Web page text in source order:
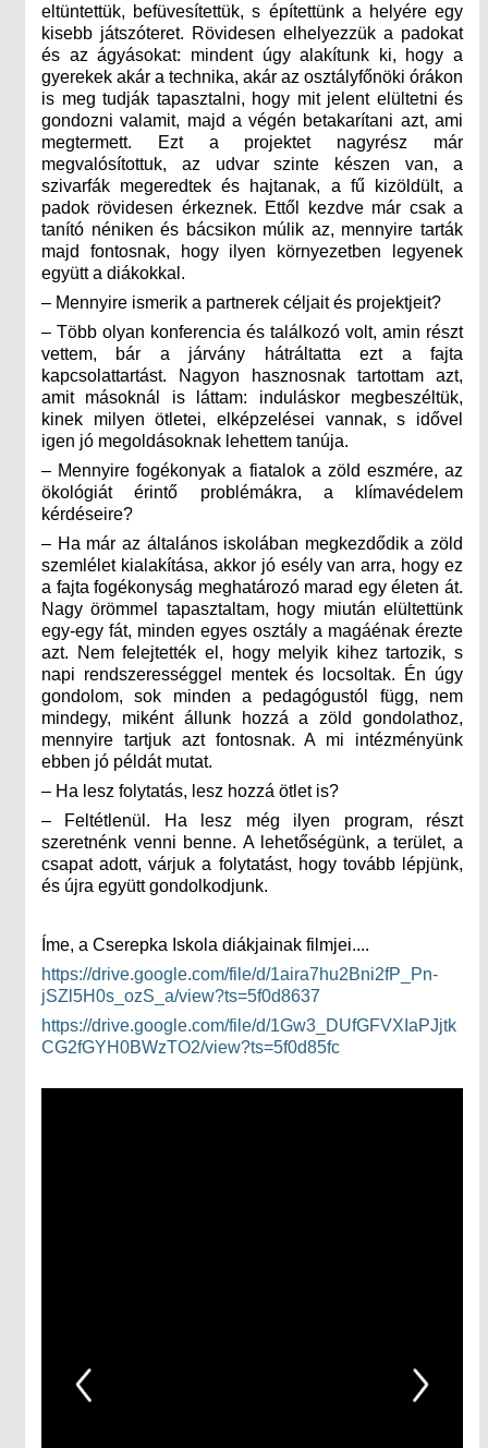
eltüntettük, befüvesítettük, s építettünk a helyére egy
kisebb játszóteret. Rövidesen elhelyezzük a padokat
és az ágyásokat: mindent úgy alakítunk ki, hogy a
gyerekek akár a technika, akár az osztályfőnöki órákon
is meg tudják tapasztalni, hogy mit jelent elültetni és
gondozni valamit, majd a végén betakarítani azt, ami
megtermett. Ezt a projektet nagyrész már
megvalósítottuk, az udvar szinte készen van, a
szivarfák megeredtek és hajtanak, a fű kizöldült, a
padok rövidesen érkeznek. Ettől kezdve már csak a
tanító néniken és bácsikon múlik az, mennyire tarták
majd fontosnak, hogy ilyen környezetben legyenek
együtt a diákokkal.
– Mennyire ismerik a partnerek céljait és projektjeit?
– Több olyan konferencia és találkozó volt, amin részt
vettem, bár a járvány hátráltatta ezt a fajta
kapcsolattartást. Nagyon hasznosnak tartottam azt,
amit másoknál is láttam: induláskor megbeszéltük,
kinek milyen ötletei, elképzelései vannak, s idővel
igen jó megoldásoknak lehettem tanúja.
– Mennyire fogékonyak a fiatalok a zöld eszmére, az
ökológiát érintő problémákra, a klímavédelem
kérdéseire?
– Ha már az általános iskolában megkezdődik a zöld
szemlélet kialakítása, akkor jó esély van arra, hogy ez
a fajta fogékonyság meghatározó marad egy életen át.
Nagy örömmel tapasztaltam, hogy miután elültettünk
egy-egy fát, minden egyes osztály a magáénak érezte
azt. Nem felejtették el, hogy melyik kihez tartozik, s
napi rendszerességgel mentek és locsoltak. Én úgy
gondolom, sok minden a pedagógustól függ, nem
mindegy, miként állunk hozzá a zöld gondolathoz,
mennyire tartjuk azt fontosnak. A mi intézményünk
ebben jó példát mutat.
– Ha lesz folytatás, lesz hozzá ötlet is?
– Feltétlenül. Ha lesz még ilyen program, részt
szeretnénk venni benne. A lehetőségünk, a terület, a
csapat adott, várjuk a folytatást, hogy tovább lépjünk,
és újra együtt gondolkodjunk.
Íme, a Cserepka Iskola diákjainak filmjei....
https://drive.google.com/file/d/1aira7hu2Bni2fP_Pn-
jSZl5H0s_ozS_a/view?ts=5f0d8637
https://drive.google.com/file/d/1Gw3_DUfGFVXIaPJjtk
CG2fGYH0BWzTO2/view?ts=5f0d85fc